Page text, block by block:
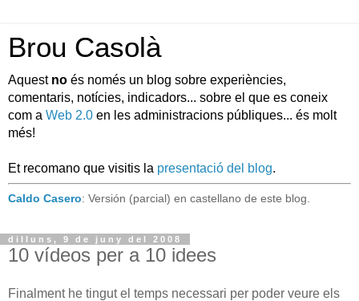
Brou Casolà
Aquest no és només un blog sobre experiències,
comentaris, notícies, indicadors... sobre el que es coneix
com a Web 2.0 en les administracions públiques... és molt
més!
Et recomano que visitis la presentació del blog.
Caldo Casero: Versión (parcial) en castellano de este blog.
dilluns, 9 de juny del 2008
10 vídeos per a 10 idees
Finalment he tingut el temps necessari per poder veure els